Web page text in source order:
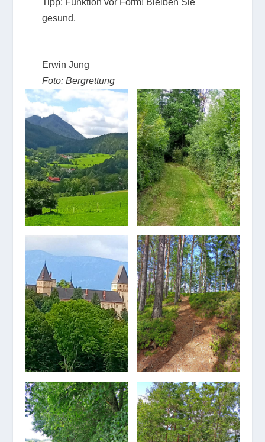
gesund.
Erwin Jung
Foto: Bergrettung